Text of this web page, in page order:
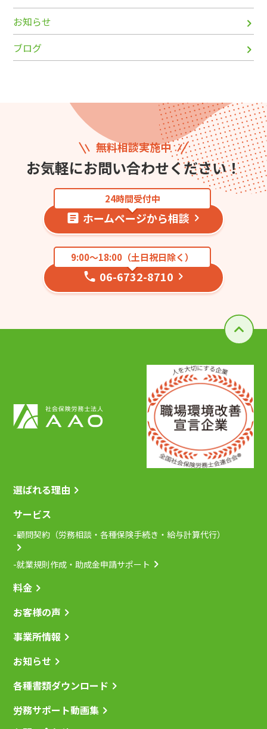
お知らせ
ブログ
無料相談実施中
お気軽にお問い合わせください！
24時間受付中
ホームページから相談
9:00〜18:00（土日祝日除く）
06-6732-8710
選ばれる理由
サービス
-顧問契約（労務相談・各種保険手続き・給与計算代行）
-就業規則作成・助成金申請サポート
料金
お客様の声
事業所情報
お知らせ
各種書類ダウンロード
労務サポート動画集